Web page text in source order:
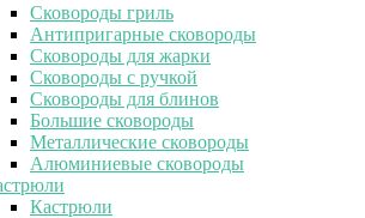
Сковороды гриль
Антипригарные сковороды
Сковороды для жарки
Сковороды с ручкой
Сковороды для блинов
Большие сковороды
Металлические сковороды
Алюминиевые сковороды
Кастрюли